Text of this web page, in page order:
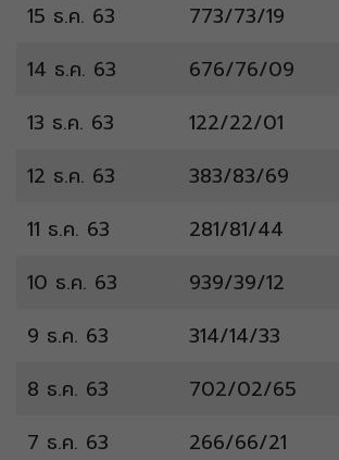
15 ธ.ค. 63
773/73/19
14 ธ.ค. 63
676/76/09
13 ธ.ค. 63
122/22/01
12 ธ.ค. 63
383/83/69
11 ธ.ค. 63
281/81/44
10 ธ.ค. 63
939/39/12
9 ธ.ค. 63
314/14/33
8 ธ.ค. 63
702/02/65
7 ธ.ค. 63
266/66/21